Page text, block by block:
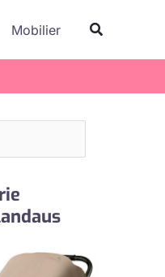
Mobilier